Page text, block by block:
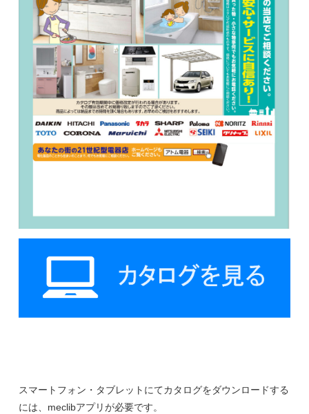
スマートフォン・タブレットにてカタログをダウンロードする
には、meclibアプリが必要です。